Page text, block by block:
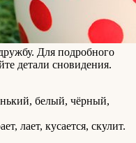
Для подробного
детали сновидения.
белый, чёрный,
лает, кусается, скулит.